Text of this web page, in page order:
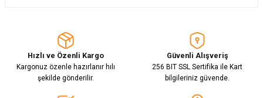
Hızlı ve Özenli Kargo
Kargonuz özenle hazırlanır hılı
şekilde gönderilir.
Güvenli Alışveriş
256 BIT SSL Sertifika ile Kart
bilgileriniz güvende.